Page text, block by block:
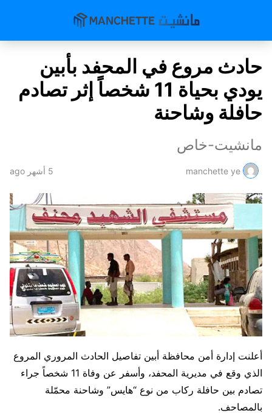
حادث مروع في المحفد بأبين
يودي بحياة 11 شخصاً إثر تصادم
حافلة وشاحنة
مانشيت-خاص
manchette ye 5 أشهر ago
أعلنت إدارة أمن محافظة أبين تفاصيل الحادث المروري المروع
الذي وقع في مديرية المحفد، وأسفر عن وفاة 11 شخصاً جراء
تصادم بين حافلة ركاب من نوع “هايس” وشاحنة محمّلة
بالمصاحف.